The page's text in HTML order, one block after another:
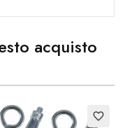
acquisto
favorite_border